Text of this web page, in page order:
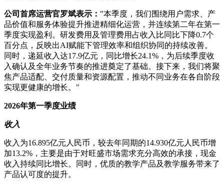
公司首席运营官罗斌表示： "本季度，我们围绕用户需求、产
品价值和服务体验提升推进精细化运营，并连续第二年在第一
季度实现盈利。研发费用及管理费用占收入比同比下降0.7个
百分点，反映出AI赋能下管理效率和组织协同的持续改善。
同时，递延收入达17.9亿元，同比增长24.1%，为后续季度收
入确认及全年业务节奏的推进奠定了基础。接下来，我们将聚
焦产品适配、交付质量和资源配置，推动不同业务在各自阶段
实现更健康的增长。"
2026年第一季度业绩
收入
收入为16.895亿元人民币，较去年同期的14.930亿元人民币增
加13.2%，主要是由于对旺盛市场需求充分高效的承接，现金
收入持续同比增长。同时，优质的教学产品及教学服务带来了
产品认可度的提升。